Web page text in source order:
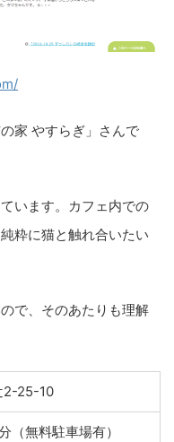
家 やすらぎ」さんで
います。カフェ内での
粋に猫と触れ合いたい
で、そのあたりも理解
2-25-10
（無料駐車場有）